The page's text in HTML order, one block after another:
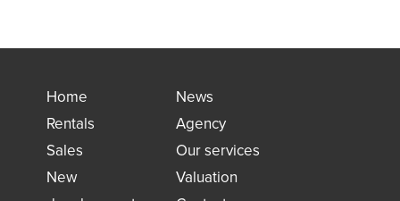
Home
Rentals
Sales
New
News
Agency
Our services
Valuation